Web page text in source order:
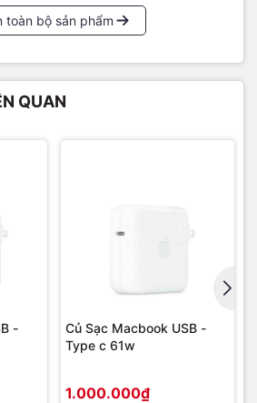
toàn bộ sản phẩm
QUAN
-
Củ Sạc Macbook USB -
Type c 61w
1.000.000₫